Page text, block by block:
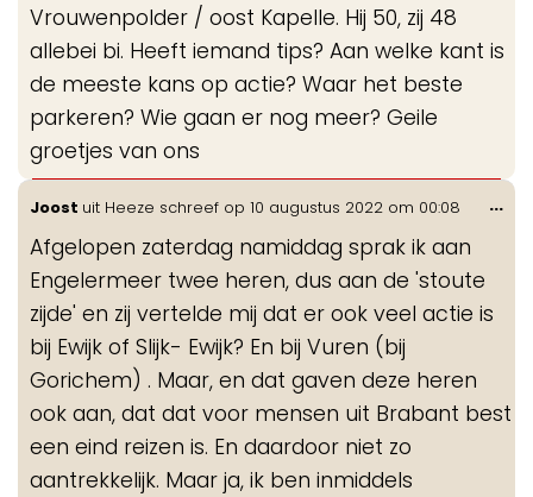
Vrouwenpolder / oost Kapelle. Hij 50, zij 48
allebei bi. Heeft iemand tips? Aan welke kant is
de meeste kans op actie? Waar het beste
parkeren? Wie gaan er nog meer? Geile
groetjes van ons
Joost uit Heeze schreef op 10 augustus 2022 om 00:08
Afgelopen zaterdag namiddag sprak ik aan
Engelermeer twee heren, dus aan de 'stoute
zijde' en zij vertelde mij dat er ook veel actie is
bij Ewijk of Slijk- Ewijk? En bij Vuren (bij
Gorichem) . Maar, en dat gaven deze heren
ook aan, dat dat voor mensen uit Brabant best
een eind reizen is. En daardoor niet zo
aantrekkelijk. Maar ja, ik ben inmiddels
...